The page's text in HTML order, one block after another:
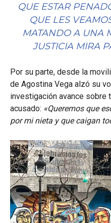
QUE ESTAR
QUE LES
MATANDO A UNA
JUSTICIA MIRA
Por su parte, desde la
de Agostina Vega alzó su
investigación avance sobre
acusado: «Queremos que
por mi nieta y que caigan